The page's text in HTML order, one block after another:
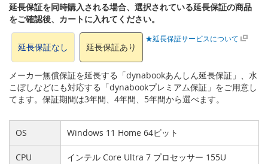
延長保証を同時購入される場合、選択されている延長保証の商品
をご確認後、カートに入れてください。
延長保証なし 延長保証あり
★延長保証サービスについて
メーカー無償保証を延長する「dynabookあんしん延長保証」、水
こぼしなどにも対応する「dynabookプレミアム保証」をご用意し
てます。保証期間は3年間、4年間、5年間から選べます。
OS Windows 11 Home 64ビット
CPU インテル Core Ultra 7 プロセッサー 155U